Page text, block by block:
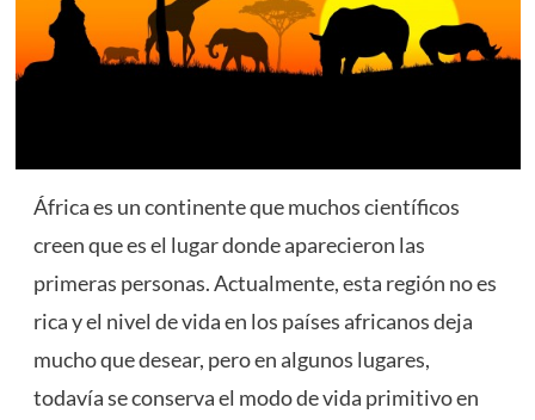
África es un continente que muchos científicos
creen que es el lugar donde aparecieron las
primeras personas. Actualmente, esta región no es
rica y el nivel de vida en los países africanos deja
mucho que desear, pero en algunos lugares,
todavía se conserva el modo de vida primitivo en